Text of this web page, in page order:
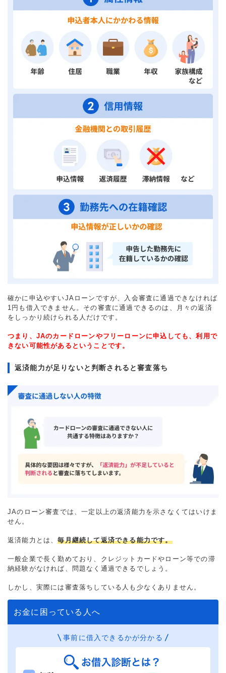
確かに申込やすいJAローンですが、入会審査に通過できなければ
1円も借入できません。その審査に通過できるのは、月々の返済
をしっかり続けられる人だけです。
つまり、JAのカードローンやフリーローンに申込しても、利用で
きない可能性があるということです。
返済能力が足りないと判断されると審査落ち
JAのローン審査では、一定以上の返済能力を示さなくてはいけま
せん。
返済能力とは、毎月継続して返済できる能力です。
一般企業で長く勤めており、クレジットカードやローン等での滞
納経験がなければ、問題なく通過できるでしょう。
しかし、実際には審査落ちしている人も少なくありません。
お金に困っている人へ
事前に借入できるかが分かる